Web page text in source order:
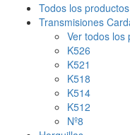
Todos los productos
Transmisiones
Ver todos los
K526
K521
K518
K514
K512
Nº8